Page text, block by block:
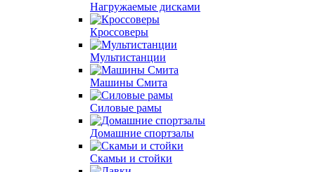
Нагружаемые дисками
Кроссоверы
Мультистанции
Машины Смита
Силовые рамы
Домашние спортзалы
Скамьи и стойки